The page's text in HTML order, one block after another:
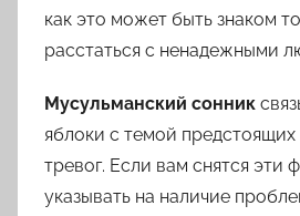
как это может быть знаком
расстаться с ненадежными
Мусульманский сонник
яблоки с темой
тревог. Если вам снятся эти
указывать на наличие